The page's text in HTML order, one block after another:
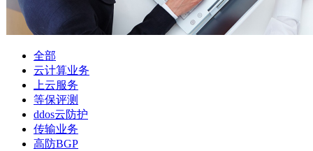
全部
云计算业务
上云服务
等保评测
ddos云防护
传输业务
高防BGP